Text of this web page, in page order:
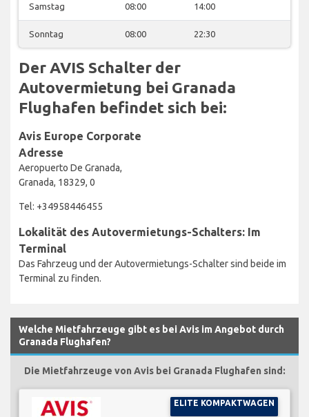
Samstag 08:00 14:00
Sonntag 08:00 22:30
Der AVIS Schalter der
Autovermietung bei Granada
Flughafen befindet sich bei:
Avis Europe Corporate
Adresse
Aeropuerto De Granada,
Granada, 18329, 0
Tel: +34958446455
Lokalität des Autovermietungs-Schalters: Im
Terminal
Das Fahrzeug und der Autovermietungs-Schalter sind beide im
Terminal zu finden.
Welche Mietfahrzeuge gibt es bei Avis im Angebot durch
Granada Flughafen?
Die Mietfahrzeuge von Avis bei Granada Flughafen sind:
ELITE KOMPAKTWAGEN